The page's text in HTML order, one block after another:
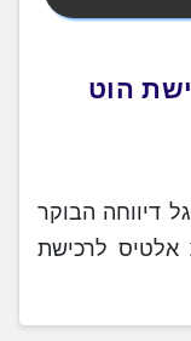
הוט
דיווחה הבוקר
לרכישת